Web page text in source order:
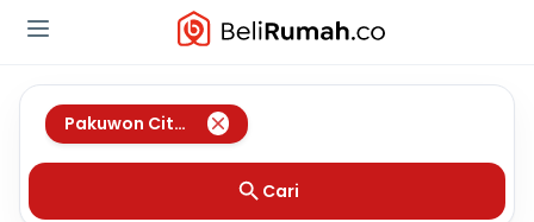
Pakuwon City, Surabaya
Cari